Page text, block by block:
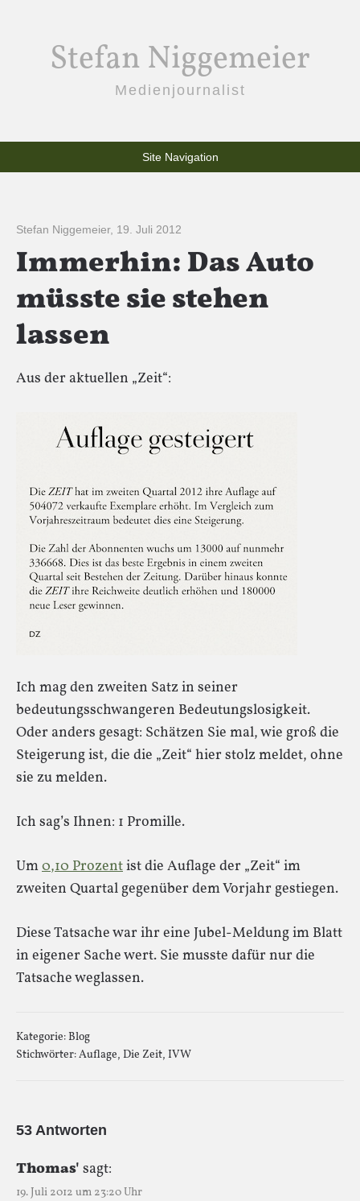
Stefan Niggemeier
Medienjournalist
Site Navigation
Stefan Niggemeier, 19. Juli 2012
Immerhin: Das Auto
müsste sie stehen
lassen
Aus der aktuellen „Zeit“:
Ich mag den zweiten Satz in seiner
bedeutungsschwangeren Bedeutungslosigkeit.
Oder anders gesagt: Schätzen Sie mal, wie groß die
Steigerung ist, die die „Zeit“ hier stolz meldet, ohne
sie zu melden.
Ich sag’s Ihnen: 1 Promille.
Um0,10 Prozentist die Auflage der „Zeit“ im
zweiten Quartal gegenüber dem Vorjahr gestiegen.
Diese Tatsache war ihr eine Jubel-Meldung im Blatt
in eigener Sache wert. Sie musste dafür nur die
Tatsache weglassen.
Kategorie:Blog
Stichwörter:Auflage, Die Zeit, IVW
53 Antworten
Thomas' sagt:
19. Juli 2012 um 23:20 Uhr